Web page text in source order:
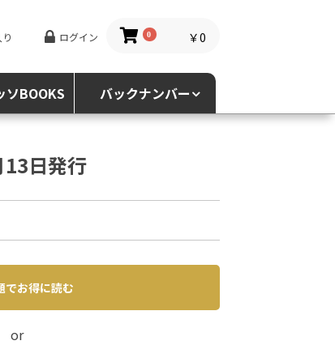
ログイン 0 ￥0
ソBOOKS バックナンバー
日発行
でお得に読む
or